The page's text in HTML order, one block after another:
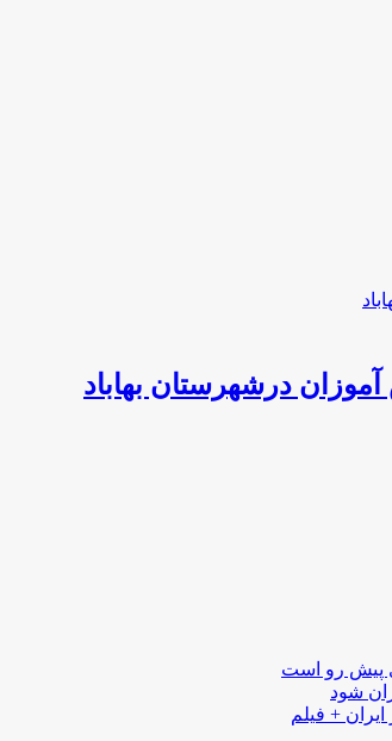
درشهرستان بهاباد
پیش رو است
شود
+ فیلم